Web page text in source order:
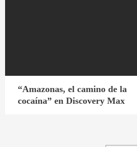
“Amazonas, el camino de la
cocaína” en Discovery Max